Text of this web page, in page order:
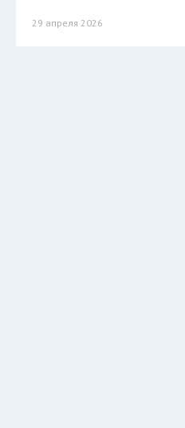
29 апреля 2026